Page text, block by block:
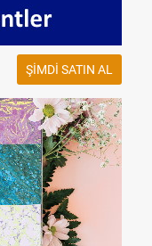
ŞIMDI SATIN AL